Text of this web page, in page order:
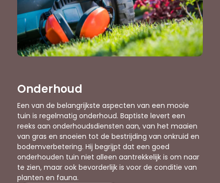
Onderhoud
Een van de belangrijkste aspecten van een mooie
tuin is regelmatig onderhoud. Baptiste levert een
reeks aan onderhoudsdiensten aan, van het maaien
van gras en snoeien tot de bestrijding van onkruid en
bodemverbetering. Hij begrijpt dat een goed
onderhouden tuin niet alleen aantrekkelijk is om naar
te zien, maar ook bevorderlijk is voor de conditie van
planten en fauna.